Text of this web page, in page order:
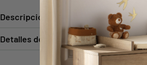
Descripción
Detalles del producto